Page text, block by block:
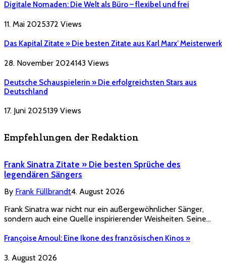
Digitale Nomaden: Die Welt als Büro – flexibel und frei
11. Mai 2025372 Views
Das Kapital Zitate » Die besten Zitate aus Karl Marx’ Meisterwerk
28. November 2024143 Views
Deutsche Schauspielerin » Die erfolgreichsten Stars aus
Deutschland
17. Juni 2025139 Views
Empfehlungen der Redaktion
Frank Sinatra Zitate » Die besten Sprüche des
legendären Sängers
By Frank Füllbrandt4. August 2026
Frank Sinatra war nicht nur ein außergewöhnlicher Sänger,
sondern auch eine Quelle inspirierender Weisheiten. Seine…
Françoise Arnoul: Eine Ikone des französischen Kinos »
3. August 2026